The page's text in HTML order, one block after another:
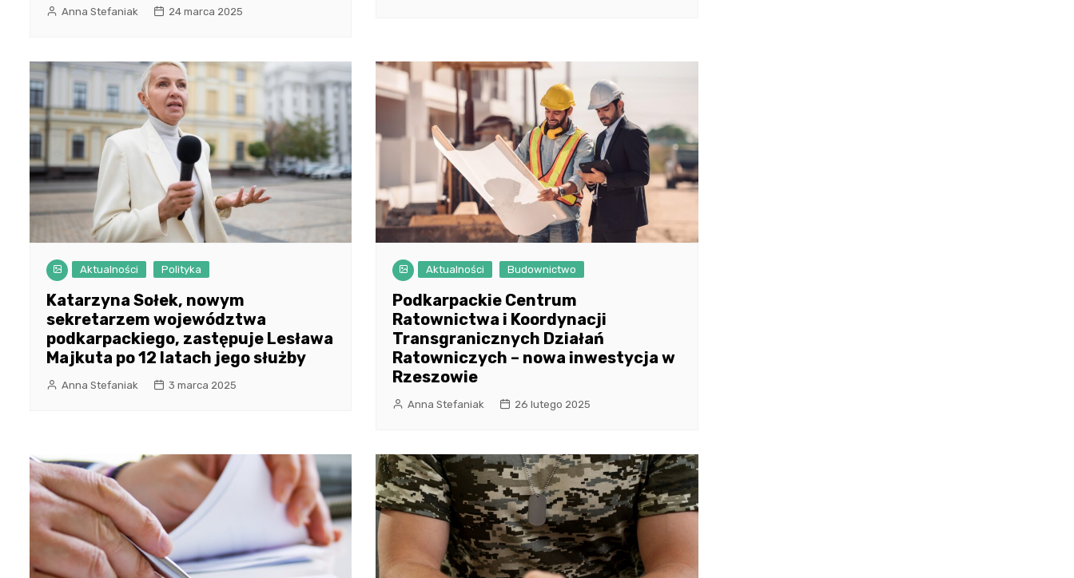
Anna Stefaniak 24 marca 2025
Aktualności Polityka
Katarzyna Sołek, nowym
sekretarzem województwa
podkarpackiego, zastępuje Lesława
Majkuta po 12 latach jego służby
Anna Stefaniak 3 marca 2025
Aktualności Budownictwo
Podkarpackie Centrum
Ratownictwa i Koordynacji
Transgranicznych Działań
Ratowniczych – nowa inwestycja w
Rzeszowie
Anna Stefaniak 26 lutego 2025